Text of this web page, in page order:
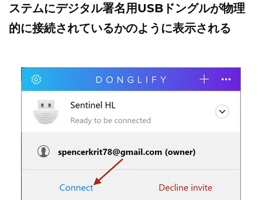
ステムにデジタル署名用USBドングルが物理
的に接続されているかのように表示される